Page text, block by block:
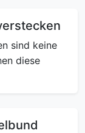
sind keine
diese